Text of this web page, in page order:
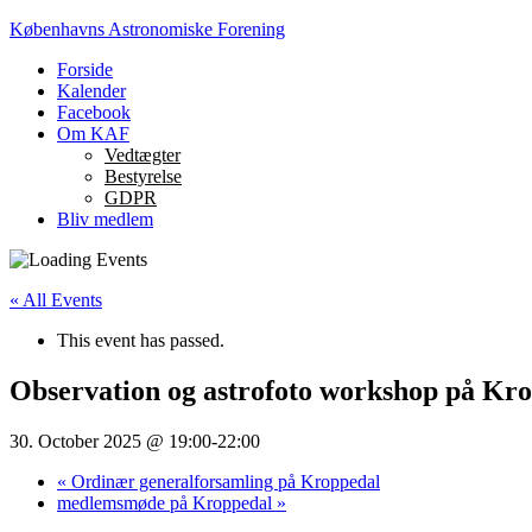
Københavns Astronomiske Forening
Forside
Kalender
Facebook
Om KAF
Vedtægter
Bestyrelse
GDPR
Bliv medlem
Interessefællesskab
netværk
« All Events
This event has passed.
Observation og astrofoto workshop på
30. October 2025 @ 19:00-22:00
« Ordinær generalforsamling på Kroppedal
medlemsmøde på Kroppedal »